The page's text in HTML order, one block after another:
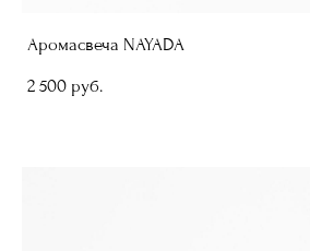
Аромасвеча NAYADA
2 500 pуб.